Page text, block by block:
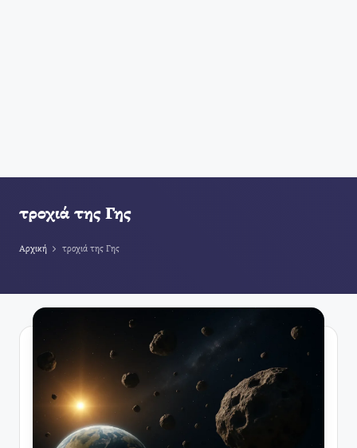
τροχιά της Γης
Αρχική τροχιά της Γης